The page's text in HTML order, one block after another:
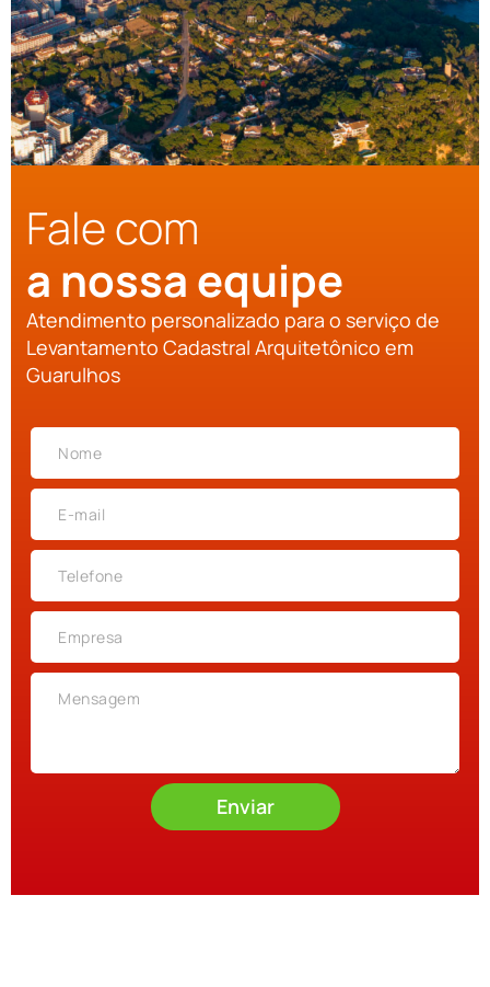
Fale com
a nossa equipe
Atendimento personalizado para o serviço de
Levantamento Cadastral Arquitetônico em
Guarulhos
Enviar